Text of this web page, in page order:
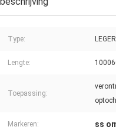
Type:
Lengte:
Toepassing:
Markeren: ss